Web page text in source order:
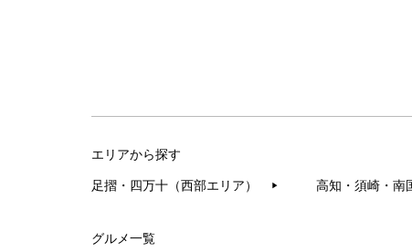
エリアから探す
足摺・四万十（西部エリア） ▶︎ 高知・須崎・南
グルメ一覧